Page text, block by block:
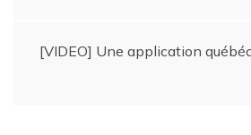
[VIDEO] Une application